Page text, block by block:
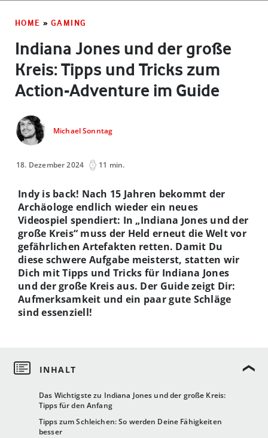
HOME » GAMING
Indiana Jones und der große
Kreis: Tipps und Tricks zum
Action-Adventure im Guide
Michael Sonntag
18. Dezember 2024 11 min.
Das Wichtigste zu Indiana Jones und der große Kreis:
Tipps für den Anfang
Tipps zum Schleichen: So werden Deine Fähigkeiten
besser
Indy is back! Nach 15 Jahren bekommt der
Archäologe endlich wieder ein neues
Videospiel spendiert: In „Indiana Jones und der
große Kreis“ muss der Held erneut die Welt vor
gefährlichen Artefakten retten. Damit Du
diese schwere Aufgabe meisterst, statten wir
Dich mit Tipps und Tricks für Indiana Jones
und der große Kreis aus. Der Guide zeigt Dir:
Aufmerksamkeit und ein paar gute Schläge
sind essenziell!